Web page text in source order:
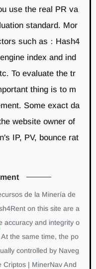
use the real PR va
standard. Mor
such as：Hash4
index and ind
To evaluate the tr
thing is to m
Some exact da
website owner of
IP, PV, bounce rat
de la Minería de
on this site are a
accuracy and integrity o
the same time, the po
controlled by Naveg
| MinerNav And